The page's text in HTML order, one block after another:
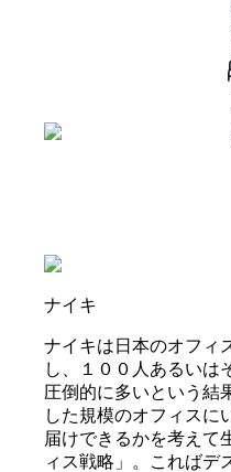
ナイキ
ナイキは日本のオフィ
し、１００人あるいは
圧倒的に多いという結
した規模のオフィスに
届けできるかを考えて
ィス戦略」。こればデ